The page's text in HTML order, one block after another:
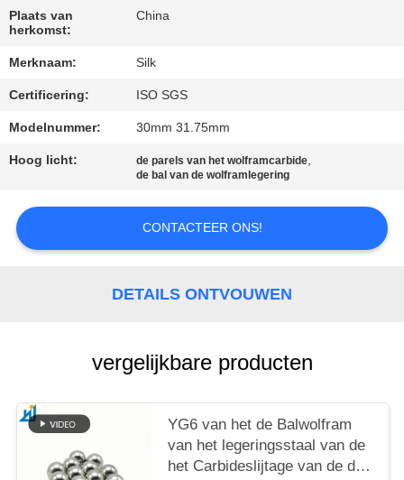
SITEMAP
PRIVACY
POLICY
Plaats van
herkomst:
China
Merknaam: Silk
Certificering: ISO SGS
Modelnummer: 30mm 31.75mm
Hoog licht: de parels van het wolframcarbide,
de bal van de wolframlegering
CONTACTEER ONS!
DETAILS ONTVOUWEN
vergelijkbare producten
YG6 van het de Balwolfram
van het legeringsstaal van de
het Carbideslijtage van de de